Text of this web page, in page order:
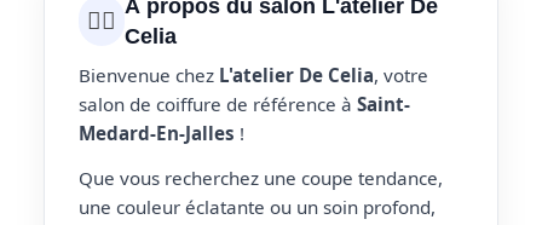
💇‍♀️ À propos du salon L'atelier De
Celia
Bienvenue chez L'atelier De Celia, votre
salon de coiffure de référence à Saint-
Medard-En-Jalles !
Que vous recherchez une coupe tendance,
une couleur éclatante ou un soin profond,